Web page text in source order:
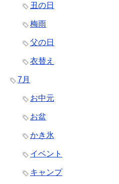
丑の日
梅雨
父の日
衣替え
7月
お中元
お盆
かき氷
イベント
キャンプ